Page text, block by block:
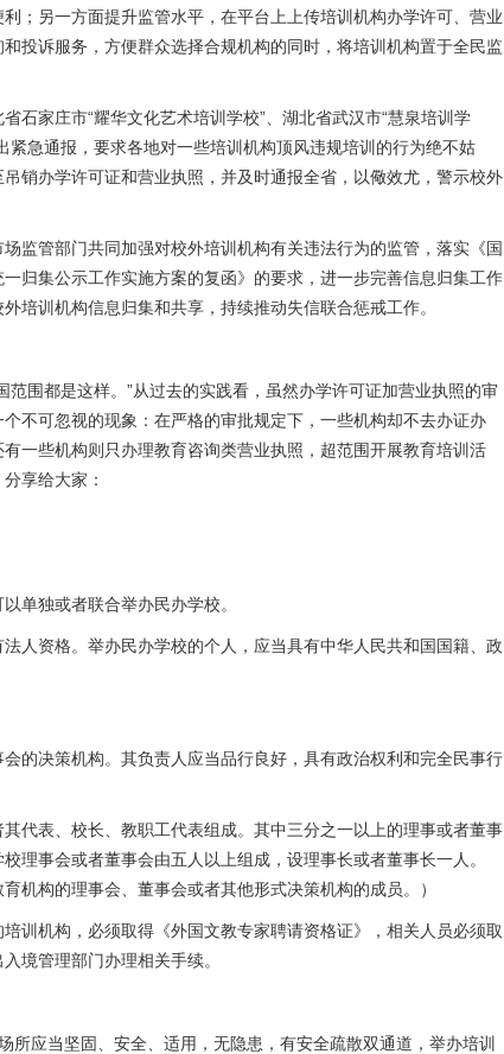
利；另一方面提升监管水平，在平台上上传培训机构办学许可、营业
投诉服务，方便群众选择合规机构的同时，将培训机构置于全民监
石家庄市“耀华文化艺术培训学校”、湖北省武汉市“慧泉培训学
紧急通报，要求各地对一些培训机构顶风违规培训的行为绝不姑
销办学许可证和营业执照，并及时通报全省，以儆效尤，警示校外
监管部门共同加强对校外培训机构有关违法行为的监管，落实《国
归集公示工作实施方案的复函》的要求，进一步完善信息归集工作
培训机构信息归集和共享，持续推动失信联合惩戒工作。
范围都是这样。”从过去的实践看，虽然办学许可证加营业执照的审
不可忽视的现象：在严格的审批规定下，一些机构却不去办证办
一些机构则只办理教育咨询类营业执照，超范围开展教育培训活
享给大家：
单独或者联合举办民办学校。
人资格。举办民办学校的个人，应当具有中华人民共和国国籍、政
的决策机构。其负责人应当品行良好，具有政治权利和完全民事行
代表、校长、教职工代表组成。其中三分之一以上的理事或者董事
理事会或者董事会由五人以上组成，设理事长或者董事长一人。
机构的理事会、董事会或者其他形式决策机构的成员。）
训机构，必须取得《外国文教专家聘请资格证》，相关人员必须取
境管理部门办理相关手续。
所应当坚固、安全、适用，无隐患，有安全疏散双通道，举办培训